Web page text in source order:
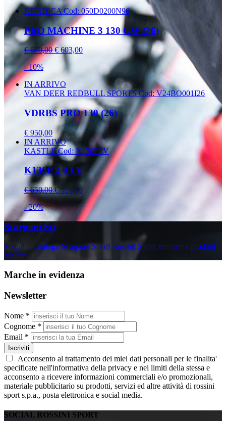
NORDICA Cod: 050D0200N96
PRO MACHINE 3 130 GW (26)
€ 670,00 € 603,00
- 10%
IN ARRIVO
VAN DEER REDBULL SPORTSCod: V24BO001I26
VDRBS PRO 130 (26)
€ 950,00
IN ARRIVO
KASTLECod: K130PLV
K130P 2 0 LV
€ 650,00 € 520,00
- 20%
Scarponi Sci
Scopri il catalogo Scarponi Sci di Rossini Sport: tantissimi prodotti
scontati.
Marche in evidenza
Newsletter
Nome *
Cognome *
Email *
Iscriviti
Acconsento al trattamento dei miei dati personali per le finalita'
specificate nell'informativa della privacy e nei limiti della stessa e
acconsento a ricevere informazioni commerciali e/o promozionali,
materiale pubblicitario su prodotti, servizi ed altre attività di rossini
sport s.p.a., posta elettronica e social media.
SOCIAL ROSSINI SPORT